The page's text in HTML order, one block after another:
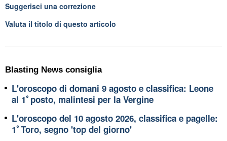
Suggerisci una correzione
Valuta il titolo di questo articolo
Blasting News consiglia
L'oroscopo di domani 9 agosto e classifica: Leone
al 1ﾟposto, malintesi per la Vergine
L'oroscopo del 10 agosto 2026, classifica e pagelle:
1ﾟToro, segno 'top del giorno'